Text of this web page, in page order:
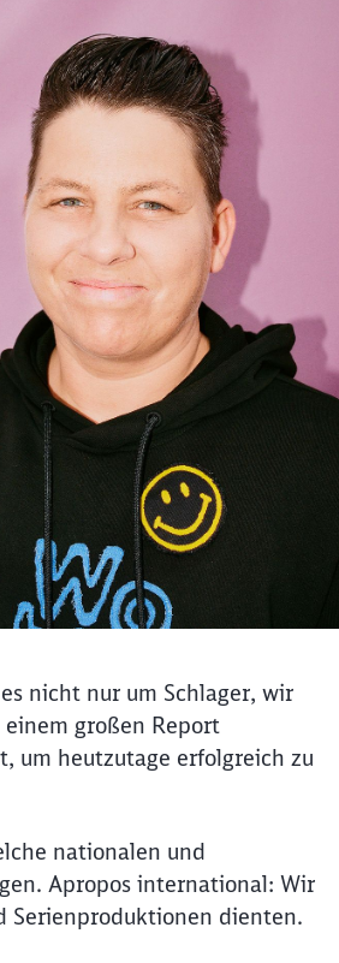
nicht nur um Schlager, wir
großen Report
um heutzutage erfolgreich zu
nationalen und
Apropos international: Wir
Serienproduktionen dienten.
weitergeleitet werden?